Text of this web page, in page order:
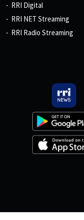
RRI Digital
RRI NET Streaming
RRI Radio Streaming